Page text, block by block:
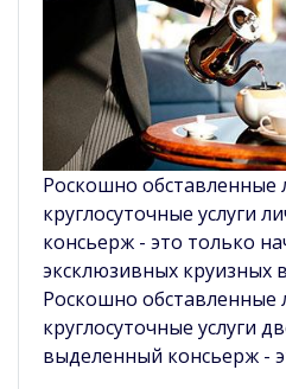
Роскошно обставленные
круглосуточные услуги
консьерж - это только
эксклюзивных круизных
Роскошно обставленные
круглосуточные услуги
выделенный консьерж -